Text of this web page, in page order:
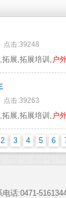
击:39248
展,拓展培训, 户
击:39263
展,拓展培训, 户
2 3 4 5 6
电话:0471-